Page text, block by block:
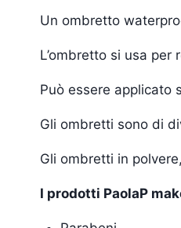
Un ombretto
L’ombretto si usa
Può essere applicato
Gli ombretti sono di
Gli ombretti in
I prodotti PaolaP